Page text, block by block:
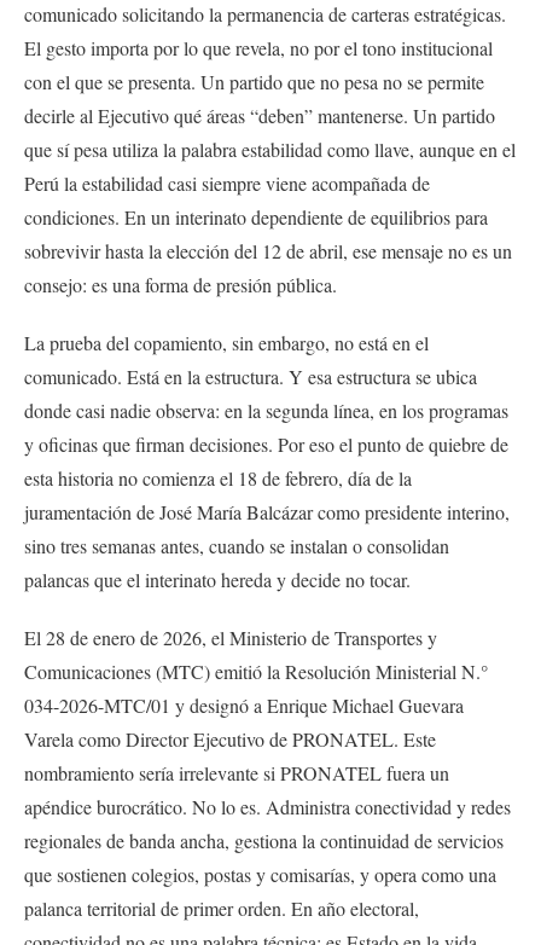
comunicado solicitando la permanencia de carteras estratégicas.
El gesto importa por lo que revela, no por el tono institucional
con el que se presenta. Un partido que no pesa no se permite
decirle al Ejecutivo qué áreas “deben” mantenerse. Un partido
que sí pesa utiliza la palabra estabilidad como llave, aunque en el
Perú la estabilidad casi siempre viene acompañada de
condiciones. En un interinato dependiente de equilibrios para
sobrevivir hasta la elección del 12 de abril, ese mensaje no es un
consejo: es una forma de presión pública.
La prueba del copamiento, sin embargo, no está en el
comunicado. Está en la estructura. Y esa estructura se ubica
donde casi nadie observa: en la segunda línea, en los programas
y oficinas que firman decisiones. Por eso el punto de quiebre de
esta historia no comienza el 18 de febrero, día de la
juramentación de José María Balcázar como presidente interino,
sino tres semanas antes, cuando se instalan o consolidan
palancas que el interinato hereda y decide no tocar.
El 28 de enero de 2026, el Ministerio de Transportes y
Comunicaciones (MTC) emitió la Resolución Ministerial N.°
034-2026-MTC/01 y designó a Enrique Michael Guevara
Varela como Director Ejecutivo de PRONATEL. Este
nombramiento sería irrelevante si PRONATEL fuera un
apéndice burocrático. No lo es. Administra conectividad y redes
regionales de banda ancha, gestiona la continuidad de servicios
que sostienen colegios, postas y comisarías, y opera como una
palanca territorial de primer orden. En año electoral,